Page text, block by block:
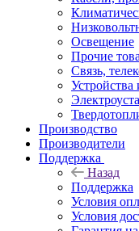
Освещение
Прочие
Связь,
Устройства
Производство
Производители
Поддержка
Назад
Поддержка
Условия
Условия